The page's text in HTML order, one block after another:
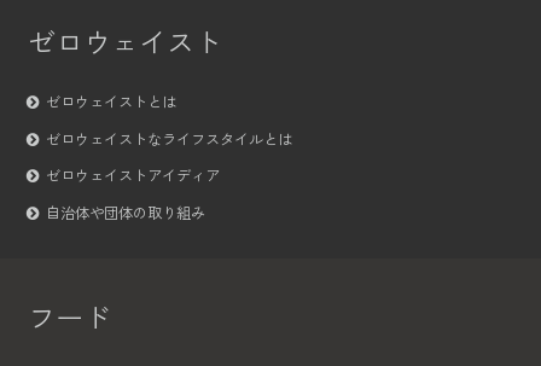
ゼロウェイスト
ゼロウェイストとは
ゼロウェイストなライフスタイルとは
ゼロウェイストアイディア
自治体や団体の取り組み
フード